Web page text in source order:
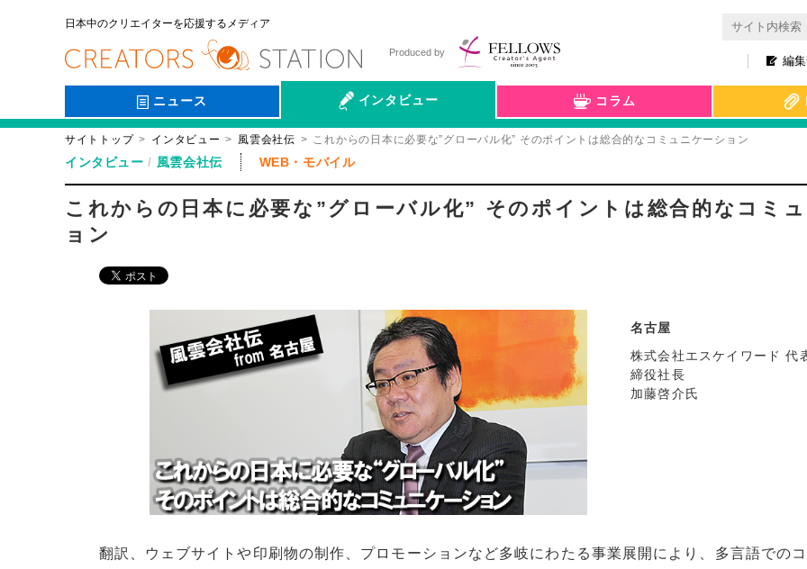
日本中のクリエイターを応援するメディア
編
Produced by
ニュース インタビュー
会社伝
コラム
サイトトップ インタビュー 風雲会社伝 これからの日本に必要な”グローバル化” そのポイントは総合的なコミュニケーション
インタビュー 風雲会社伝 WEB・モバイル
これからの日本に必要な”グローバル化” そのポイントは総合的なコミ
ョン
名古屋
株式会社エスケイワード 代
締役社長
加藤啓介氏
翻訳、ウェブサイトや印刷物の制作、プロモーションなど多岐にわたる事業展開により、多言語での